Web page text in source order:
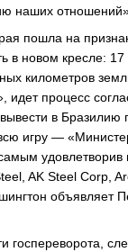
наших
пошла на
в новом кресле:
километров
процесс
в Бразилию
игру —
AK Steel Corp,
объявляет